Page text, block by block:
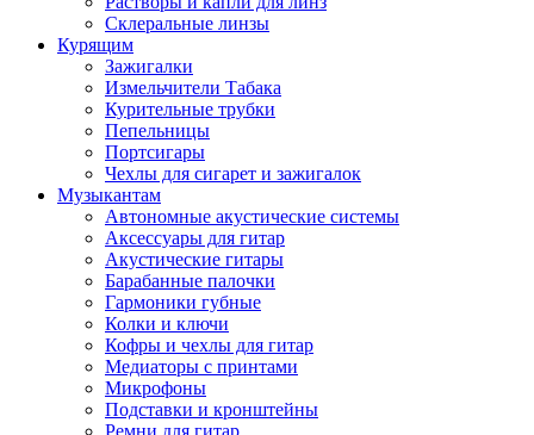
Склеральные линзы
Курящим
Зажигалки
Измельчители Табака
Курительные трубки
Пепельницы
Портсигары
Чехлы для сигарет и зажигалок
Музыкантам
Автономные акустические системы
Аксессуары для гитар
Акустические гитары
Барабанные палочки
Гармоники губные
Колки и ключи
Кофры и чехлы для гитар
Медиаторы с принтами
Микрофоны
Подставки и кронштейны
Ремни для гитар